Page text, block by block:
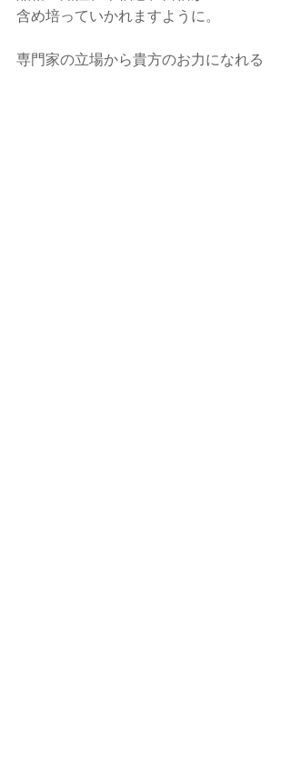
含め培っていかれますように。
専門家の立場から貴方のお力になれる